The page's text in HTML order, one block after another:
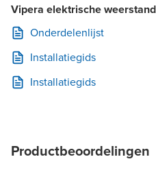
Vipera elektrische
Onderdelenlijst
Installatiegids
Installatiegids
Productbeoordelingen